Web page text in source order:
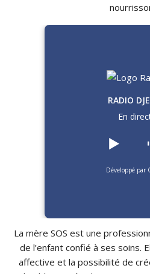
RADIO
En
▶️
Développé par
La mère SOS est une
de l’enfant confié à ses soins.
affective et la possibilité de